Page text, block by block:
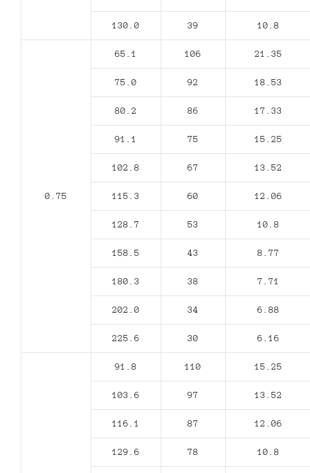
130.0 39 10.8
0.75
65.1 106 21.35
75.0 92 18.53
80.2 86 17.33
91.1 75 15.25
102.8 67 13.52
115.3 60 12.06
128.7 53 10.8
158.5 43 8.77
180.3 38 7.71
202.0 34 6.88
225.6 30 6.16
91.8 110 15.25
103.6 97 13.52
116.1 87 12.06
129.6 78 10.8